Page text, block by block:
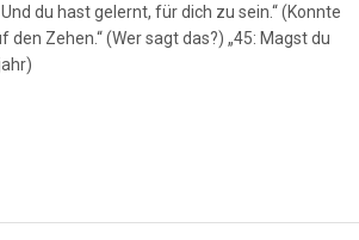
du hast gelernt, für dich zu sein.“ (Konnte
Zehen.“ (Wer sagt das?) „45: Magst du